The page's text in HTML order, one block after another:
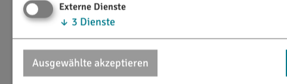
Externe Dienste
↓ 3 Dienste
Ausgewählte akzeptieren